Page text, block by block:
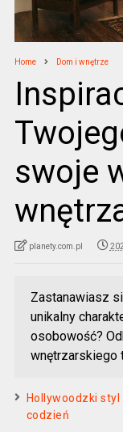
Home Dom i wnętrze
swoje
planety.com.pl
Zastanawiasz
unikalny
osobowość?
wnętrzarskiego
Hollywoodzki
codzień